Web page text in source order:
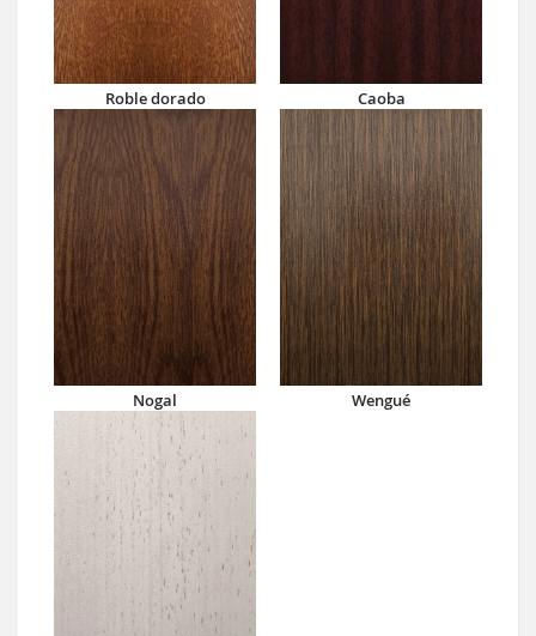
Roble dorado Caoba
Nogal Wengué